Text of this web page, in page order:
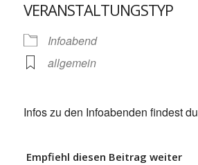
VERANSTALTUNGSTYP
Infoabend
allgemein
Infos zu den Infoabenden findest du
Empfiehl diesen Beitrag weiter